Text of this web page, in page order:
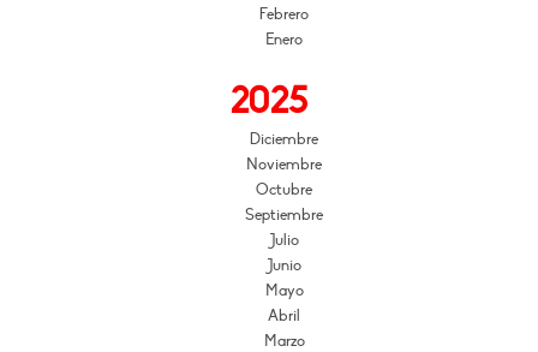
Febrero
Enero
2025
Diciembre
Noviembre
Octubre
Septiembre
Julio
Junio
Mayo
Abril
Marzo